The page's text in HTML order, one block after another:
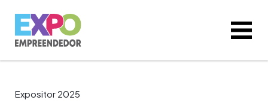
Expositor 2025